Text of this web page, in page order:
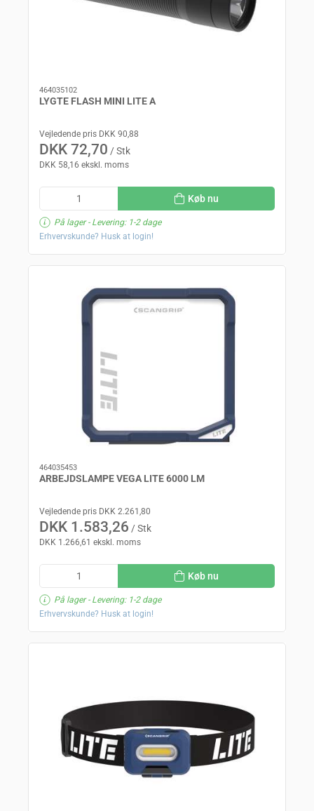
464035102
LYGTE FLASH MINI LITE A
Vejledende pris DKK 90,88
DKK 72,70 / Stk
DKK 58,16 ekskl. moms
Køb nu
På lager- Levering: 1-2 dage
Erhvervskunde? Husk at login!
464035453
ARBEJDSLAMPE VEGA LITE 6000 LM
Vejledende pris DKK 2.261,80
DKK 1.583,26 / Stk
DKK 1.266,61 ekskl. moms
Køb nu
På lager- Levering: 1-2 dage
Erhvervskunde? Husk at login!